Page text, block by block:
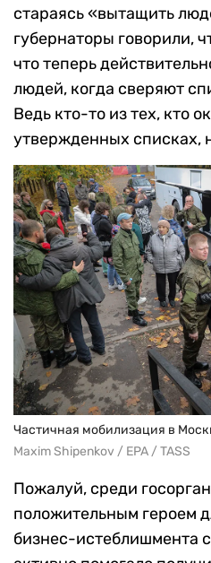
стараясь «вытащить
губернаторы говорили,
что теперь
людей, когда сверяют
Ведь кто-то из тех, кто
утвержденных списках,
Частичная мобилизация в
Maxim Shipenkov / EPA / TASS
Пожалуй, среди
положительным героем
бизнес-истеблишмента